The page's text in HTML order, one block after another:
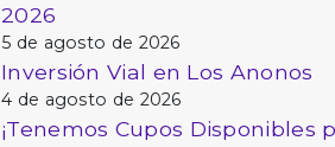
2026
5 de agosto de 2026
Inversión Vial en Los Anonos
4 de agosto de 2026
¡Tenemos Cupos Disponibles